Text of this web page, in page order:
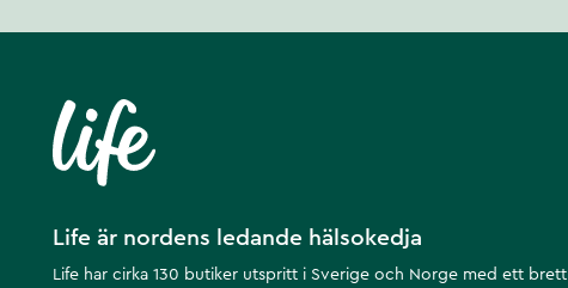
Life är nordens ledande hälsokedja
Life har cirka 130 butiker utspritt i Sverige och Norge med ett brett